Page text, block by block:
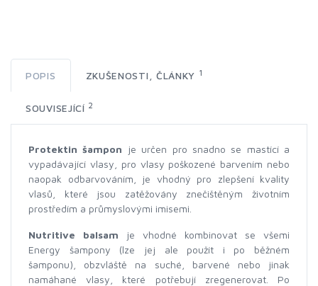
POPIS ZKUŠENOSTI, ČLÁNKY 1
SOUVISEJÍCÍ 2
Protektin šampon je určen pro snadno se mastící a
vypadávající vlasy, pro vlasy poškozené barvením nebo
naopak odbarvováním, je vhodný pro zlepšení kvality
vlasů, které jsou zatěžovány znečištěným životním
prostředím a průmyslovými imisemi.
Nutritive balsam je vhodné kombinovat se všemi
Energy šampony (lze jej ale použít i po běžném
šamponu), obzvláště na suché, barvené nebo jinak
namáhané vlasy, které potřebují zregenerovat. Po